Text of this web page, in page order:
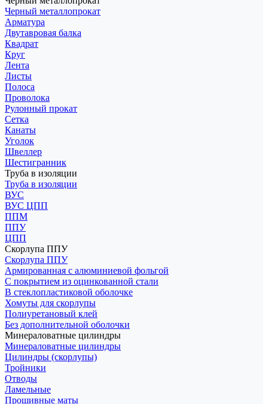
Черный металлопрокат
Арматура
Двутавровая балка
Квадрат
Круг
Лента
Листы
Полоса
Проволока
Рулонный прокат
Сетка
Канаты
Уголок
Швеллер
Шестигранник
Труба в изоляции
Труба в изоляции
ВУС
ВУС ЦПП
ППМ
ППУ
ЦПП
Скорлупа ППУ
Скорлупа ППУ
Армированная с алюминиевой фольгой
С покрытием из оцинкованной стали
В стеклопластиковой оболочке
Хомуты для скорлупы
Полиуретановый клей
Без дополнительной оболочки
Минераловатные цилиндры
Минераловатные цилиндры
Цилиндры (скорлупы)
Тройники
Отводы
Ламельные
Прошивные маты